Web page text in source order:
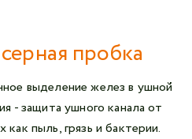
пробка
выделение желез в ушной
- защита ушного канала от
как пыль, грязь и бактерии.